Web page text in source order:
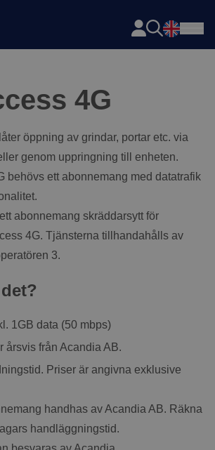
4G
öppning av grindar, portar etc. via
genom uppringning till enheten.
behövs ett abonnemang med datatrafik
abonnemang skräddarsytt för
4G. Tjänsterna tillhandahålls av
3.
1GB data (50 mbps)
årsvis från Acandia AB.
Priser är angivna exklusive
handhas av Acandia AB. Räkna
handläggningstid.